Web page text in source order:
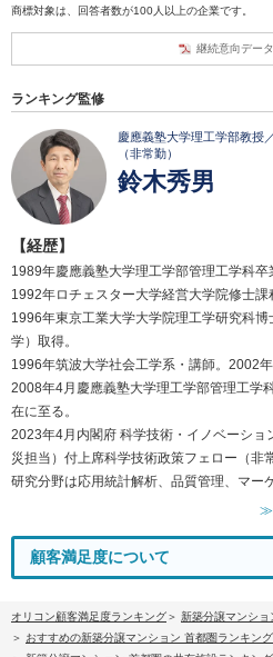
商標対象は、回答者数が100人以上の企業です。
継続意向データ
ランキング監修
慶應義塾大学理工学部教授
（非常勤）
鈴木秀男
【経歴】
1989年慶應義塾大学理工学部管理工学科卒
1992年ロチェスター大学経営大学院修士課
1996年東京工業大学大学院理工学研究科
学）取得。
1996年筑波大学社会工学系・講師。2002年
2008年4月慶應義塾大学理工学部管理工学
在に至る。
2023年4月内閣府 科学技術・イノベーシ
災担当）付上席科学技術政策フェロー（非
研究分野は応用統計解析、品質管理、マー
≫
顧客満足度について
オリコン顧客満足度ランキング
新築分譲マンショ
おすすめの新築分譲マンション 首都圏ランキン